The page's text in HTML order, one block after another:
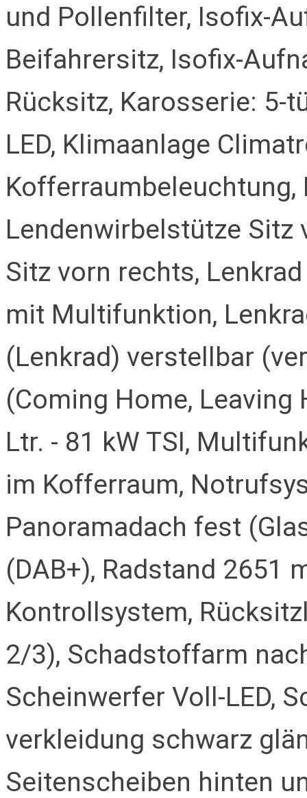
und Pollenfilter, Isofix-
Beifahrersitz, Isofix-
Rücksitz, Karosserie: 5-
LED, Klimaanlage
Kofferraumbeleuchtung,
Lendenwirbelstütze Sitz
Sitz vorn rechts,
mit Multifunktion,
(Lenkrad) verstellbar
(Coming Home, Leaving
Ltr. - 81 kW TSI,
im Kofferraum,
Panoramadach fest
(DAB+), Radstand 2651
Kontrollsystem,
2/3), Schadstoffarm
Scheinwerfer Voll-LED,
verkleidung schwarz
Seitenscheiben hinten